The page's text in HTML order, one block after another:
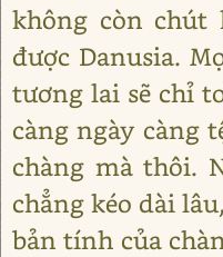
không còn chút
được Danusia.
tương lai sẽ chỉ
càng ngày càng
chàng mà thôi.
chẳng kéo dài
bản tính của